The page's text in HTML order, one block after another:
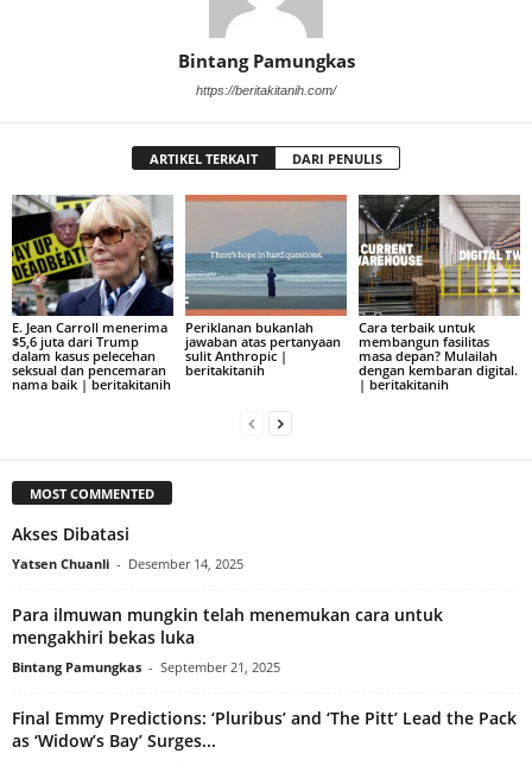
Bintang Pamungkas
https://beritakitanih.com/
ARTIKEL TERKAIT DARI PENULIS
E. Jean Carroll menerima
$5,6 juta dari Trump
dalam kasus pelecehan
seksual dan pencemaran
nama baik | beritakitanih
Periklanan bukanlah
jawaban atas pertanyaan
sulit Anthropic |
beritakitanih
Cara terbaik untuk
membangun fasilitas
masa depan? Mulailah
dengan kembaran digital.
| beritakitanih
MOST COMMENTED
Akses Dibatasi
Yatsen Chuanli - Desember 14, 2025
Para ilmuwan mungkin telah menemukan cara untuk
mengakhiri bekas luka
Bintang Pamungkas - September 21, 2025
Final Emmy Predictions: ‘Pluribus’ and ‘The Pitt’ Lead the Pack
as ‘Widow’s Bay’ Surges...